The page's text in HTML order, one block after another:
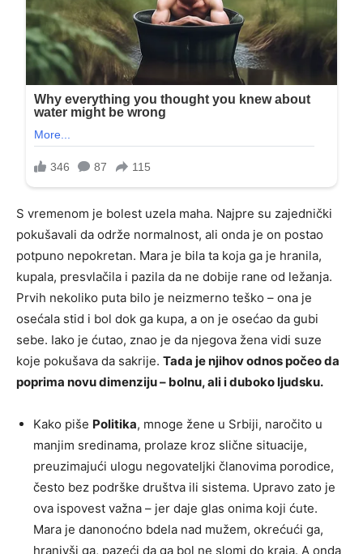
S vremenom je bolest uzela maha. Najpre su zajednički
pokušavali da održe normalnost, ali onda je on postao
potpuno nepokretan. Mara je bila ta koja ga je hranila,
kupala, presvlačila i pazila da ne dobije rane od ležanja.
Prvih nekoliko puta bilo je neizmerno teško – ona je
osećala stid i bol dok ga kupa, a on je osećao da gubi
sebe. Iako je ćutao, znao je da njegova žena vidi suze
koje pokušava da sakrije. Tada je njihov odnos počeo da
poprima novu dimenziju – bolnu, ali i duboko ljudsku.
Kako piše Politika, mnoge žene u Srbiji, naročito u
manjim sredinama, prolaze kroz slične situacije,
preuzimajući ulogu negovateljki članovima porodice,
često bez podrške društva ili sistema. Upravo zato je
ova ispovest važna – jer daje glas onima koji ćute.
Mara je danonoćno bdela nad mužem, okrećući ga,
hranivši ga, pazeći da ga bol ne slomi do kraja. A onda